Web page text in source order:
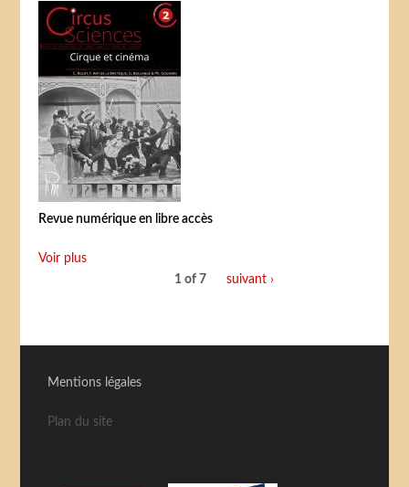
Revue numérique en libre accès
Voir plus
1 of 7
suivant ›
Mentions légales
Plan du site